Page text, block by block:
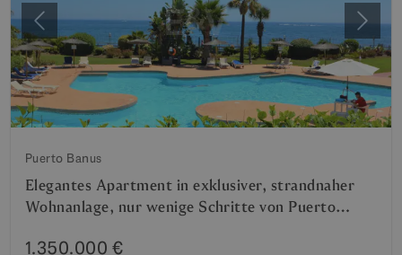
Vorherige
Puerto Banus
Elegantes Apartment in exklusiver, strandnaher
Wohnanlage, nur wenige Schritte von Puerto
1.350.000 €